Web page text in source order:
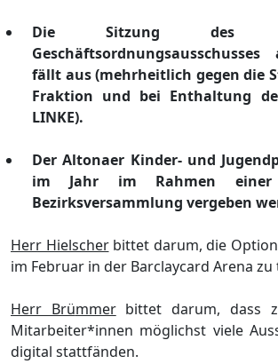
Die Sitzung des
Geschäftsordnungsausschusses
fällt aus(mehrheitlich gegen die
Fraktion und bei Enthaltung
LINKE).
Der Altonaer Kinder- und
im Jahr im Rahmen
Bezirksversammlung vergeben
Herr Hielscherbittet darum, die
im Februar in der Barclaycard Arena zu
Herr Brümmerbittet darum, dass
Mitarbeiter*innen möglichst viele
digital stattfänden.